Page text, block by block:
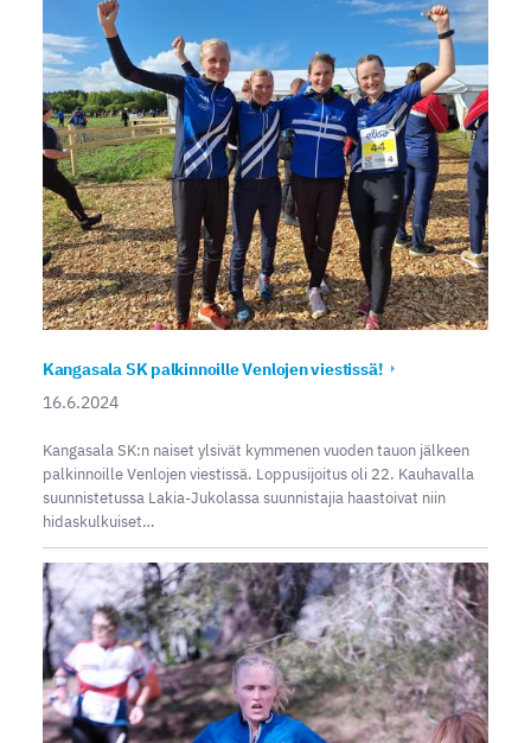
Kangasala SK palkinnoille Venlojen viestissä!
16.6.2024
Kangasala SK:n naiset ylsivät kymmenen vuoden tauon jälkeen
palkinnoille Venlojen viestissä. Loppusijoitus oli 22. Kauhavalla
suunnistetussa Lakia-Jukolassa suunnistajia haastoivat niin
hidaskulkuiset…